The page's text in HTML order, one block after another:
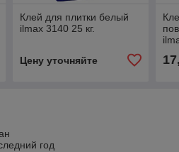
Клей для плитки белый
ilmax 3140 25 кг.
Цену уточняйте
год